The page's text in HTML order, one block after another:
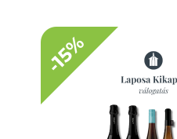
-15%